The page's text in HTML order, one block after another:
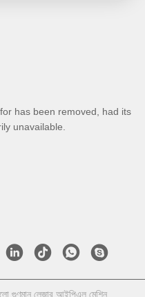
has been removed, had its
unavailable.
গুণমান লেজার আইপিএল মেশিন